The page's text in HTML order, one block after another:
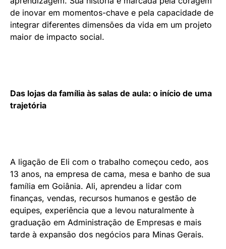
de inovar em momentos-chave e pela capacidade de
integrar diferentes dimensões da vida em um projeto
maior de impacto social.
Das lojas da família às salas de aula: o início de uma
trajetória
A ligação de Eli com o trabalho começou cedo, aos
13 anos, na empresa de cama, mesa e banho de sua
família em Goiânia. Ali, aprendeu a lidar com
finanças, vendas, recursos humanos e gestão de
equipes, experiência que a levou naturalmente à
graduação em Administração de Empresas e mais
tarde à expansão dos negócios para Minas Gerais.